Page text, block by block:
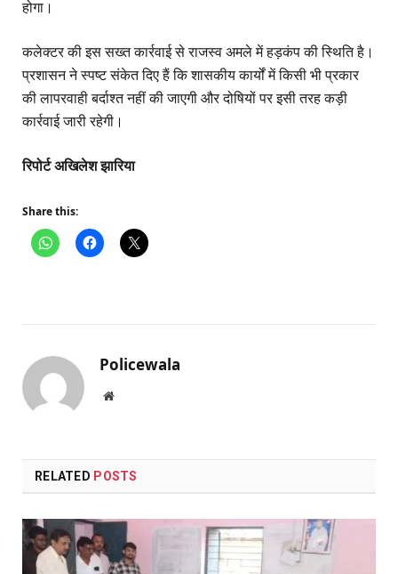
होगा।
कलेक्टर की इस सख्त कार्रवाई से राजस्व अमले में हड़कंप की स्थिति है।
प्रशासन ने स्पष्ट संकेत दिए हैं कि शासकीय कार्यों में किसी भी प्रकार
की लापरवाही बर्दाश्त नहीं की जाएगी और दोषियों पर इसी तरह कड़ी
कार्रवाई जारी रहेगी।
रिपोर्ट अखिलेश झारिया
Share this:
Policewala
Website
RELATED POSTS